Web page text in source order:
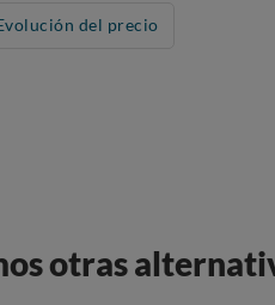
del precio
otras